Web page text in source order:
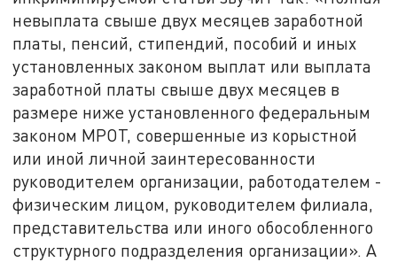
невыплата свыше двух месяцев заработной
платы, пенсий, стипендий, пособий и иных
установленных законом выплат или выплата
заработной платы свыше двух месяцев в
размере ниже установленного федеральным
законом МРОТ, совершенные из корыстной
или иной личной заинтересованности
руководителем организации, работодателем -
физическим лицом, руководителем филиала,
представительства или иного обособленного
структурного подразделения организации». А